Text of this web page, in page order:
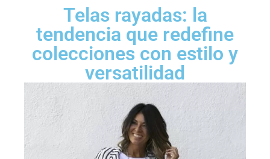
Telas rayadas: la
tendencia que redefine
colecciones con estilo y
versatilidad